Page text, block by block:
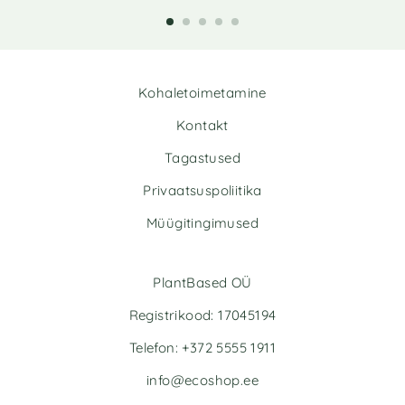
Kohaletoimetamine
Kontakt
Tagastused
Privaatsuspoliitika
Müügitingimused
PlantBased OÜ
Registrikood: 17045194
Telefon: +372 5555 1911
info@ecoshop.ee